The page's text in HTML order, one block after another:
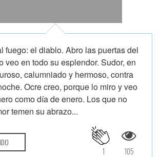
fuego: el diablo. Abro las puertas del
veo en todo su esplendor. Sudor, en
calumniado y hermoso, contra
Ocre creo, porque lo miro y veo
como día de enero. Los que no
temen su abrazo...
105
1